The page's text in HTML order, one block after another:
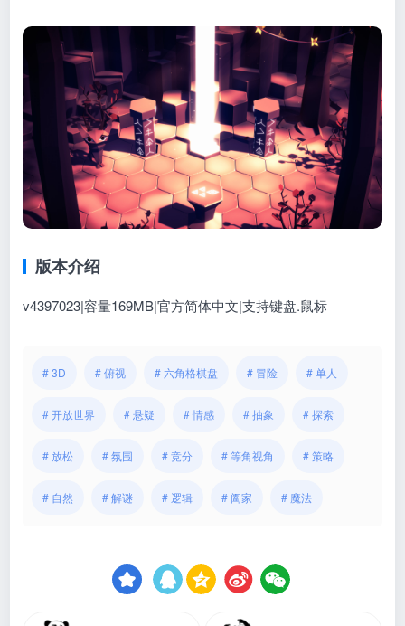
版本介绍
v4397023|容量169MB|官方简体中文|支持键盘.鼠标
# 3D # 俯视 # 六角格棋盘 # 冒险 # 单人
# 开放世界 # 悬疑 # 情感 # 抽象 # 探索
# 放松 # 氛围 # 竞分 # 等角视角 # 策略
# 自然 # 解谜 # 逻辑 # 阖家 # 魔法